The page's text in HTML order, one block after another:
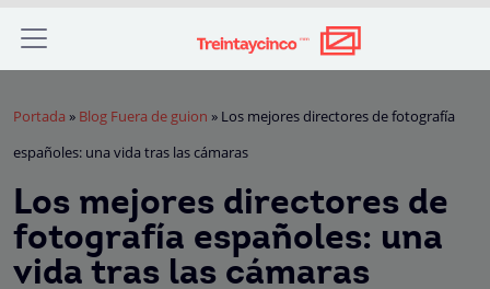
Portada » Blog Fuera de guion » Los mejores directores de fotografía
españoles: una vida tras las cámaras
Los mejores directores de
fotografía españoles: una
vida tras las cámaras